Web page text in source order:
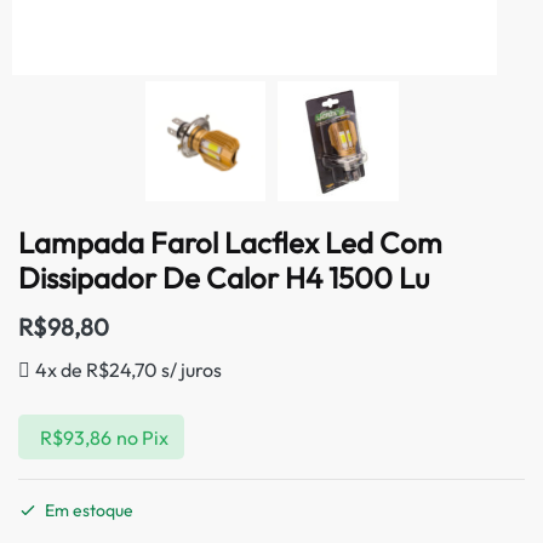
Lampada Farol Lacflex Led Com
Dissipador De Calor H4 1500 Lu
R$98,80
4x de R$24,70 s/ juros
R$93,86 no Pix
Em estoque